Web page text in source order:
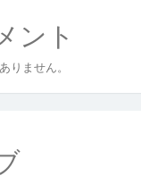
ント
りません。